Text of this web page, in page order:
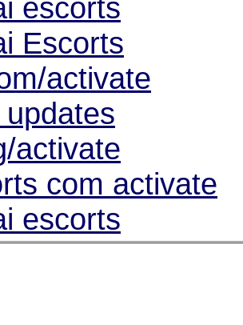
escorts
Escorts
activate
activate
com activate
escorts